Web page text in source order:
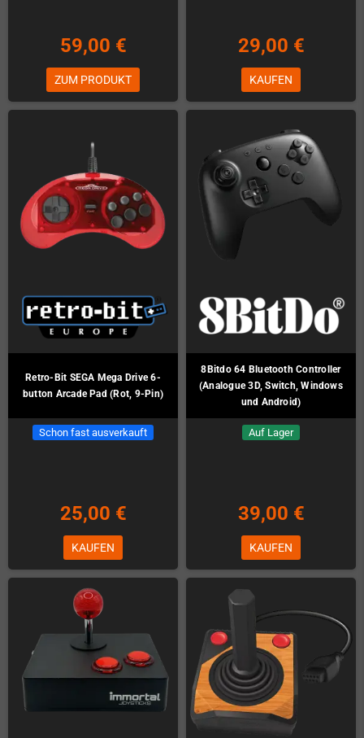
59,00 €
ZUM PRODUKT
29,00 €
KAUFEN
Retro-Bit SEGA Mega Drive 6-
button Arcade Pad (Rot, 9-Pin)
Schon fast ausverkauft
25,00 €
KAUFEN
8Bitdo 64 Bluetooth Controller
(Analogue 3D, Switch, Windows
und Android)
Auf Lager
39,00 €
KAUFEN